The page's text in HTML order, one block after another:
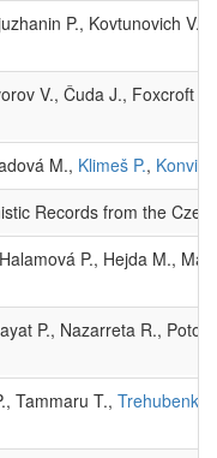
P., Kovtunovich
V., Čuda J., Foxcroft
M., Klimeš P.,
Records from the
P., Hejda M.,
P., Nazarreta R.,
Tammaru T., Trehubenko